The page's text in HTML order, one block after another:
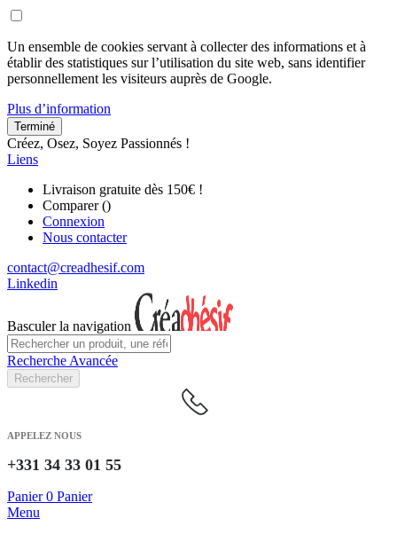
Un ensemble de cookies servant à collecter des informations et à
établir des statistiques sur l’utilisation du site web, sans identifier
personnellement les visiteurs auprès de Google.
Plus d’information
Terminé
Créez, Osez, Soyez Passionnés !
Liens
Livraison gratuite dès 150€ !
Comparer ()
Connexion
Nous contacter
contact@creadhesif.com
Linkedin
Basculer la navigation
Recherche Avancée
Rechercher
APPELEZ NOUS
+331 34 33 01 55
Panier 0 Panier
Menu